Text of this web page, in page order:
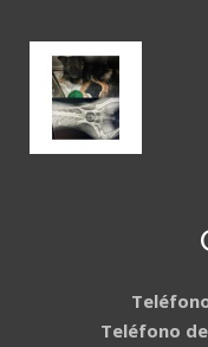
Teléfono